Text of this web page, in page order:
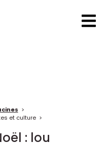
>
et culture >
: lou